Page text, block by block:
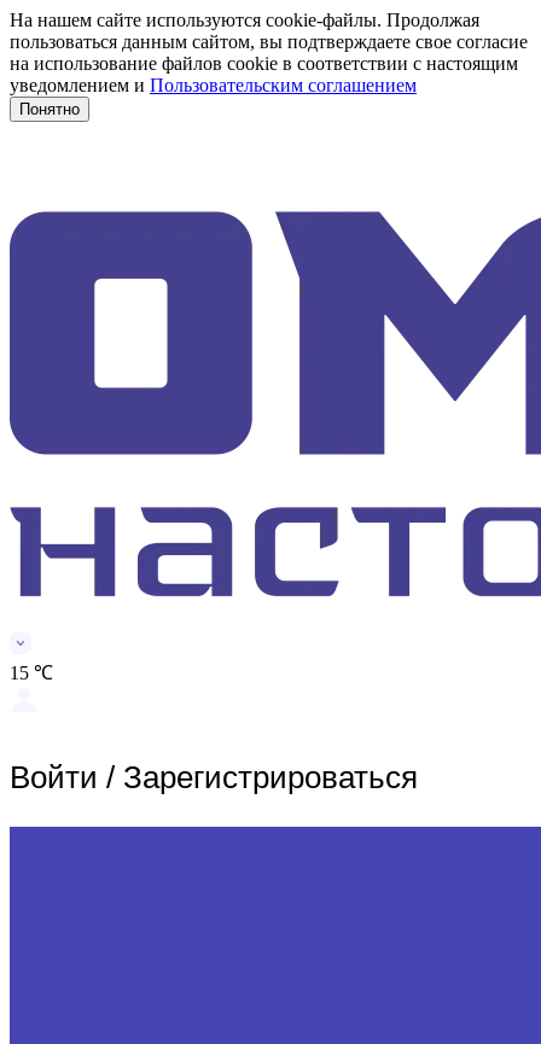
На нашем сайте используются cookie-файлы. Продолжая
пользоваться данным сайтом, вы подтверждаете свое согласие
на использование файлов cookie в соответствии с настоящим
уведомлением и Пользовательским соглашением
Понятно
15 ℃
Войти / Зарегистрироваться